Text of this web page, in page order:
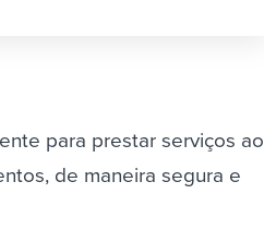
para prestar serviços ao
de maneira segura e